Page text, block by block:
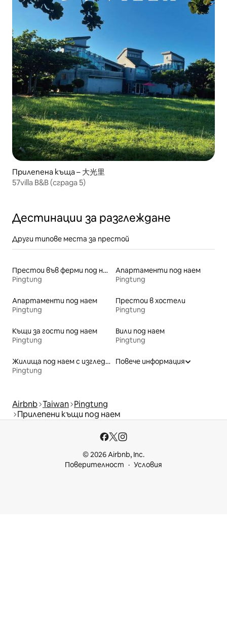
Прилепена къща – 大光里
57villa B&B (сграда 5)
Дестинации за разглеждане
Други типове места за престой
Престои във ферми под наем
Pingtung
Апартаменти под наем
Pingtung
Апартаменти под наем
Pingtung
Престои в хостели
Pingtung
Къщи за гости под наем
Pingtung
Вили под наем
Pingtung
Жилища под наем с изглед към плажа
Pingtung
Повече информация
Airbnb Taiwan Pingtung
Прилепени къщи под наем
© 2026 Airbnb, Inc.
Поверителност
Условия